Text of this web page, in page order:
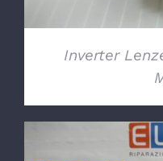
Inverter